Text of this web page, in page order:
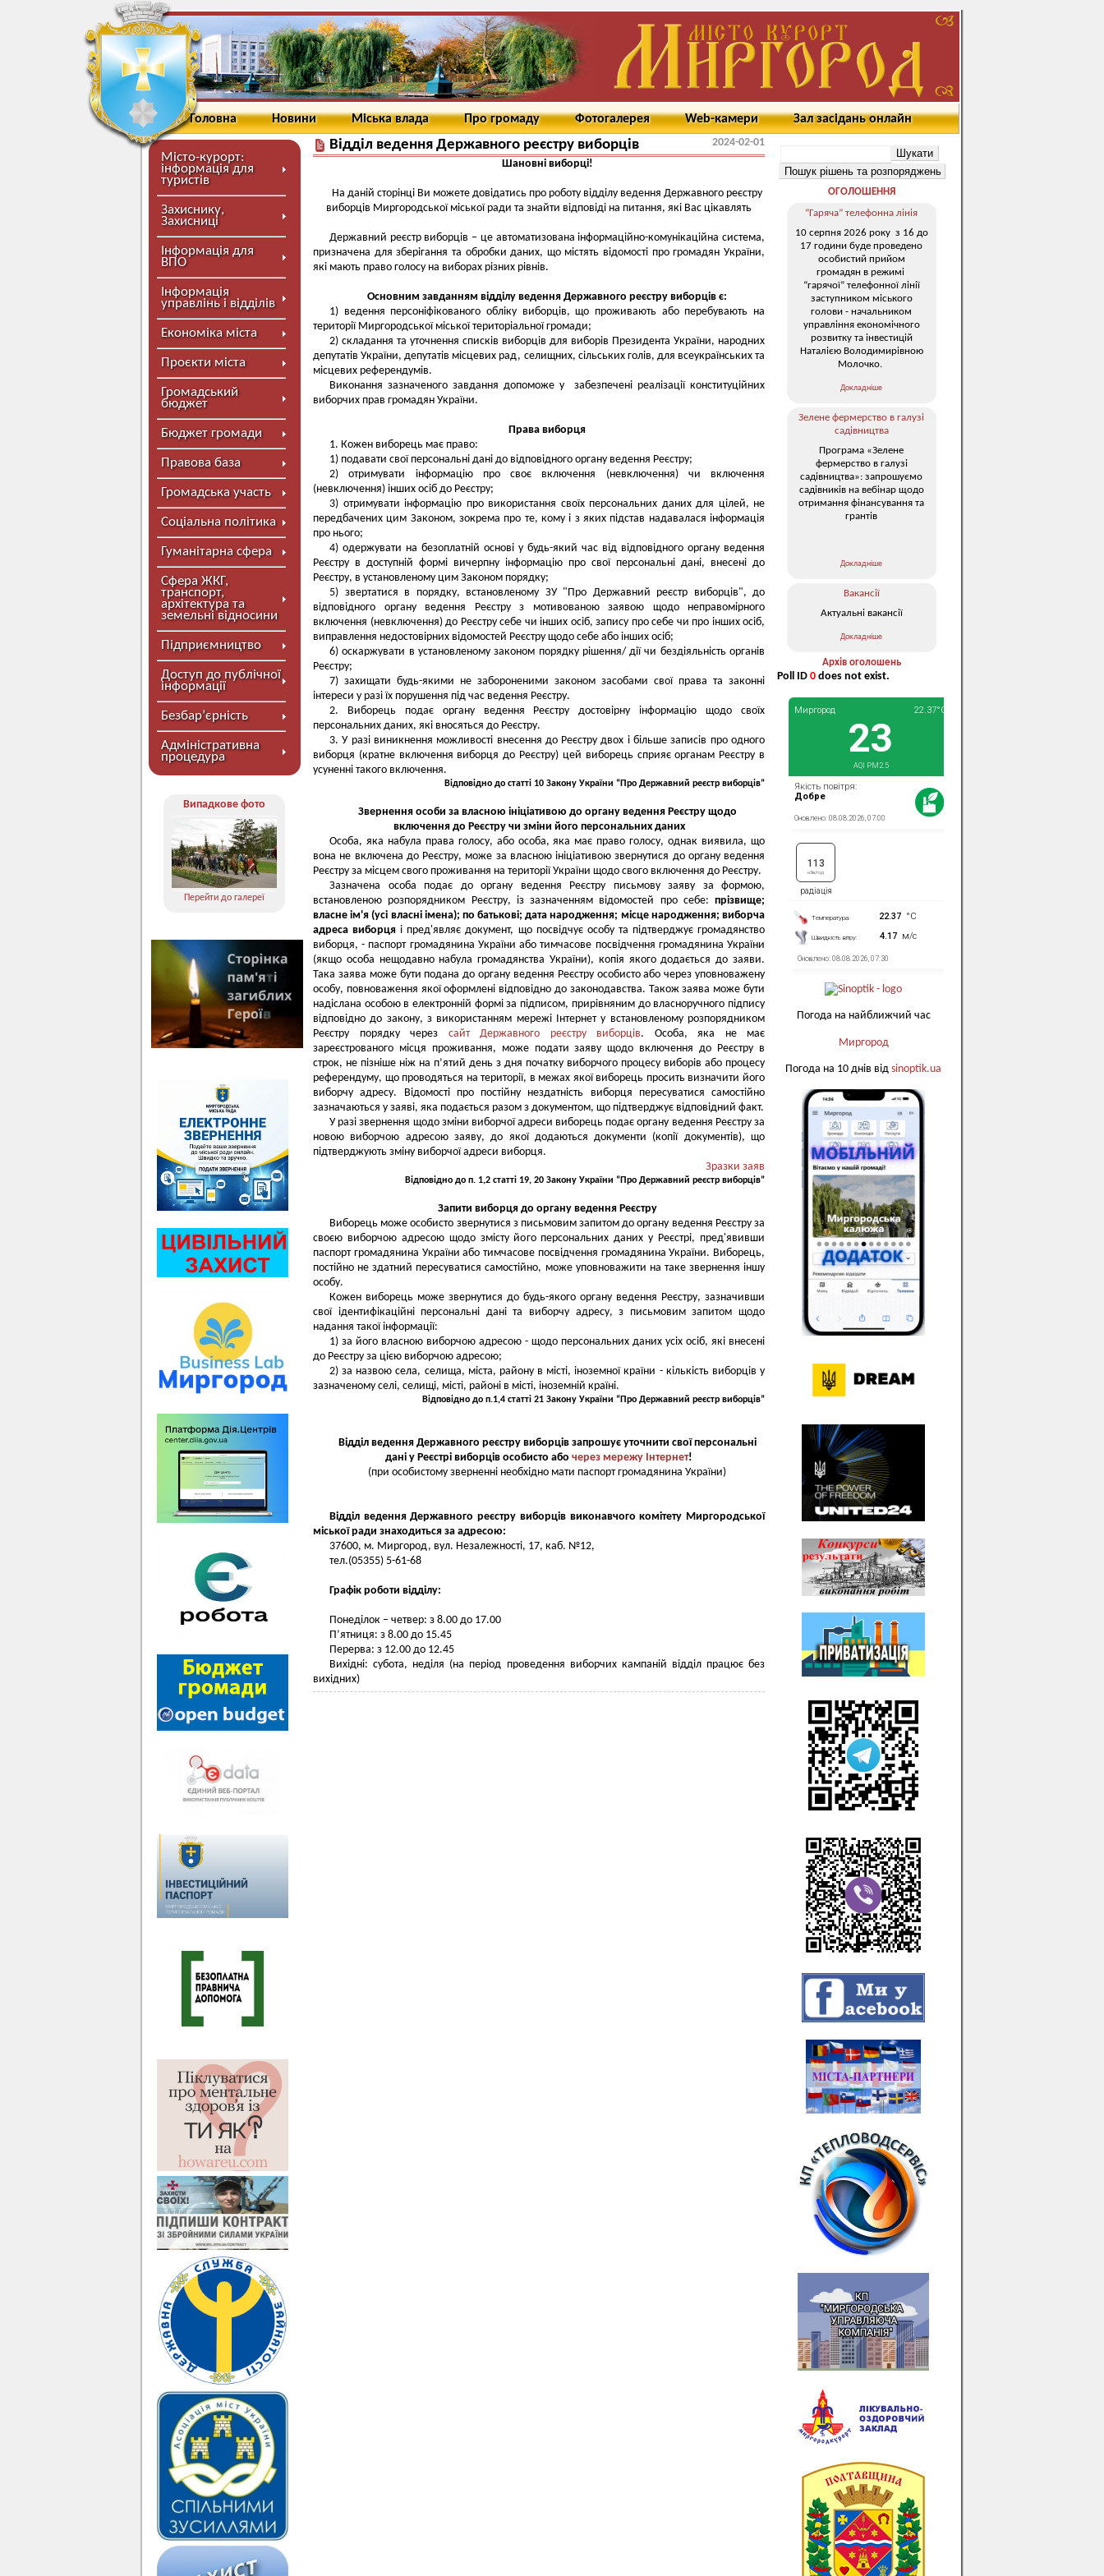
Головна Новини Міська влада Про громаду Фотогалерея Web-камери Зал засідань онлайн
Місто-курорт:
інформація для
туристів
Захиснику,
Захисниці
Інформація для
ВПО
Інформація
управлінь і відділів
Економіка міста
Проєкти міста
Громадський
бюджет
Бюджет громади
Правова база
Громадська участь
Соціальна політика
Гуманітарна сфера
Сфера ЖКГ,
транспорт,
архітектура та
земельні відносини
Підприємництво
Доступ до публічної
інформації
Безбар’єрність
Адміністративна
процедура
Випадкове фото
Перейти до галереї
Відділ ведення Державного реєстру виборців
2024-02-01
Шановні виборці!
На даній сторінці Ви можете довідатись про роботу відділу ведення Державного реєстру
виборців Миргородської міської ради та знайти відповіді на питання, які Вас цікавлять
Державний реєстр виборців – це автоматизована інформаційно-комунікаційна система,
призначена для зберігання та обробки даних, що містять відомості про громадян України,
які мають право голосу на виборах різних рівнів.
Основним завданням відділу ведення Державного реєстру виборців є:
1) ведення персоніфікованого обліку виборців, що проживають або перебувають на
території Миргородської міської територіальної громади;
2) складання та уточнення списків виборців для виборів Президента України, народних
депутатів України, депутатів місцевих рад, селищних, сільських голів, для всеукраїнських та
місцевих референдумів.
Виконання зазначеного завдання допоможе у забезпечені реалізації конституційних
виборчих прав громадян України.
Права виборця
1. Кожен виборець має право:
1) подавати свої персональні дані до відповідного органу ведення Реєстру;
2) отримувати інформацію про своє включення (невключення) чи включення
(невключення) інших осіб до Реєстру;
3) отримувати інформацію про використання своїх персональних даних для цілей, не
передбачених цим Законом, зокрема про те, кому і з яких підстав надавалася інформація
про нього;
4) одержувати на безоплатній основі у будь-який час від відповідного органу ведення
Реєстру в доступній формі вичерпну інформацію про свої персональні дані, внесені до
Реєстру, в установленому цим Законом порядку;
5) звертатися в порядку, встановленому ЗУ "Про Державний реєстр виборців", до
відповідного органу ведення Реєстру з мотивованою заявою щодо неправомірного
включення (невключення) до Реєстру себе чи інших осіб, запису про себе чи про інших осіб,
виправлення недостовірних відомостей Реєстру щодо себе або інших осіб;
6) оскаржувати в установленому законом порядку рішення/ дії чи бездіяльність органів
Реєстру;
7) захищати будь-якими не забороненими законом засобами свої права та законні
інтереси у разі їх порушення під час ведення Реєстру.
2. Виборець подає органу ведення Реєстру достовірну інформацію щодо своїх
персональних даних, які вносяться до Реєстру.
3. У разі виникнення можливості внесення до Реєстру двох і більше записів про одного
виборця (кратне включення виборця до Реєстру) цей виборець сприяє органам Реєстру в
усуненні такого включення.
Відповідно до статті 10 Закону України “Про Державний реєстр виборців”
Звернення особи за власною ініціативою до органу ведення Реєстру щодо
включення до Реєстру чи зміни його персональних даних
Особа, яка набула права голосу, або особа, яка має право голосу, однак виявила, що
вона не включена до Реєстру, може за власною ініціативою звернутися до органу ведення
Реєстру за місцем свого проживання на території України щодо свого включення до Реєстру.
Зазначена особа подає до органу ведення Реєстру письмову заяву за формою,
встановленою розпорядником Реєстру, із зазначенням відомостей про себе: прізвище;
власне ім'я (усі власні імена); по батькові; дата народження; місце народження; виборча
адреса виборця і пред'являє документ, що посвідчує особу та підтверджує громадянство
виборця, - паспорт громадянина України або тимчасове посвідчення громадянина України
(якщо особа нещодавно набула громадянства України), копія якого додається до заяви.
Така заява може бути подана до органу ведення Реєстру особисто або через уповноважену
особу, повноваження якої оформлені відповідно до законодавства. Також заява може бути
надіслана особою в електронній формі за підписом, прирівняним до власноручного підпису
відповідно до закону, з використанням мережі Інтернет у встановленому розпорядником
Реєстру порядку через сайт Державного реєстру виборців. Особа, яка не має
зареєстрованого місця проживання, може подати заяву щодо включення до Реєстру в
строк, не пізніше ніж на п’ятий день з дня початку виборчого процесу виборів або процесу
референдуму, що проводяться на території, в межах якої виборець просить визначити його
виборчу адресу. Відомості про постійну нездатність виборця пересуватися самостійно
зазначаються у заяві, яка подається разом з документом, що підтверджує відповідний факт.
У разі звернення щодо зміни виборчої адреси виборець подає органу ведення Реєстру за
новою виборчою адресою заяву, до якої додаються документи (копії документів), що
підтверджують зміну виборчої адреси виборця.
Зразки заяв
Відповідно до п. 1,2 статті 19, 20 Закону України “Про Державний реєстр виборців”
Запити виборця до органу ведення Реєстру
Виборець може особисто звернутися з письмовим запитом до органу ведення Реєстру за
своєю виборчою адресою щодо змісту його персональних даних у Реєстрі, пред'явивши
паспорт громадянина України або тимчасове посвідчення громадянина України. Виборець,
постійно не здатний пересуватися самостійно, може уповноважити на таке звернення іншу
особу.
Кожен виборець може звернутися до будь-якого органу ведення Реєстру, зазначивши
свої ідентифікаційні персональні дані та виборчу адресу, з письмовим запитом щодо
надання такої інформації:
1) за його власною виборчою адресою - щодо персональних даних усіх осіб, які внесені
до Реєстру за цією виборчою адресою;
2) за назвою села, селища, міста, району в місті, іноземної країни - кількість виборців у
зазначеному селі, селищі, місті, районі в місті, іноземній країні.
Відповідно до п.1,4 статті 21 Закону України “Про Державний реєстр виборців”
Відділ ведення Державного реєстру виборців запрошує уточнити свої персональні
дані у Реєстрі виборців особисто або через мережу Інтернет!
(при особистому зверненні необхідно мати паспорт громадянина України)
Відділ ведення Державного реєстру виборців виконавчого комітету Миргородської
міської ради знаходиться за адресою:
37600, м. Миргород, вул. Незалежності, 17, каб. №12,
тел.(05355) 5-61-68
Графік роботи відділу:
Понеділок – четвер: з 8.00 до 17.00
П’ятниця: з 8.00 до 15.45
Перерва: з 12.00 до 12.45
Вихідні: субота, неділя (на період проведення виборчих кампаній відділ працює без
вихідних)
ОГОЛОШЕННЯ
“Гаряча” телефонна лінія
10 серпня 2026 року з 16 до
17 години буде проведено
особистий прийом
громадян в режимі
“гарячої” телефонної лінії
заступником міського
голови - начальником
управління економічного
розвитку та інвестицій
Наталією Володимирівною
Молочко.
Докладніше
Зелене фермерство в галузі
садівництва
Програма «Зелене
фермерство в галузі
садівництва»: запрошуємо
садівників на вебінар щодо
отримання фінансування та
грантів
Докладніше
Вакансії
Актуальні вакансії
Докладніше
Архів оголошень
Poll ID 0 does not exist.
Погода на найближчий час
Миргород
Погода на 10 днів від sinoptik.ua